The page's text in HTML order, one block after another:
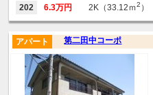
202 6.3万円 2K（33.12ｍ2 ）
第二田中コーポ
アパート